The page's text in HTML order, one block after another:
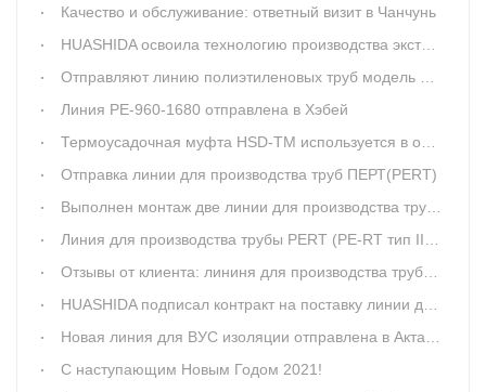
Качество и обслуживание: ответный визит в Чанчунь
HUASHIDA освоила технологию производства экструзионной линии для труб диаметром 2500мм
Отправляют линию полиэтиленовых труб модель 1680
Линия РЕ-960-1680 отправлена в Хэбей
Термоусадочная муфта HSD-ТМ используется в объекте на западном Китае
Отправка линии для производства труб ПЕРТ(PERT)
Выполнен монтаж две линии для производства труб оболочек
Линия для производства трубы PERT (PE-RT тип II) HUASHIDA в ППУ изоляции вступит в провинцию Сычуань.
Отзывы от клиента: лининя для производства труб-оболочек HUASHIDA эффективна и экономит энергию
HUASHIDA подписал контракт на поставку линии для производства ПЭ труб-оболочек типа 1380 в Хэнань
Новая линия для ВУС изоляции отправлена в Актау, Казакстана
С наступающим Новым Годом 2021!